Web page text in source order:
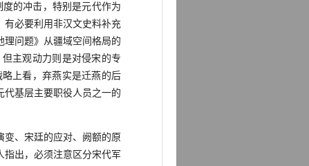
的冲击，特别是元代作为
有必要利用非汉文史料补充
问题》从疆域空间格局的
主观动力则是对侵宋的专
上看，弃燕实是迁燕的后
基层主要职役人员之一的
、宋廷的应对、阙额的原
出，必须注意区分宋代军